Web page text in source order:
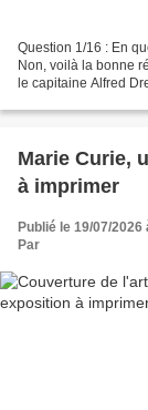
Question 1/16 : En
Non, voilà la bonne
le capitaine Alfred
Marie Curie,
à imprimer
Publié le 19/07/2026
Par